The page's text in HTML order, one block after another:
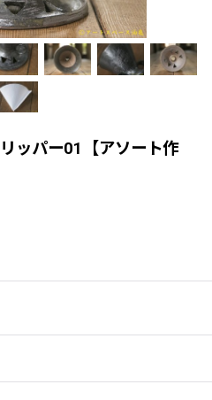
ッパー01【アソート作